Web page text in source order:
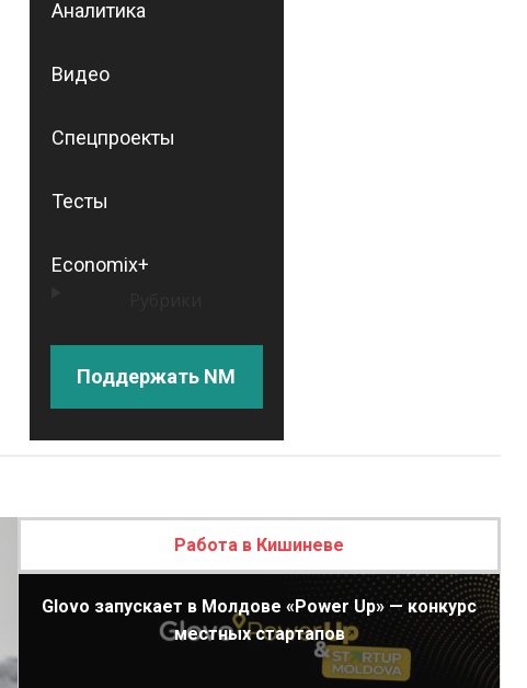
Аналитика
Видео
Спецпроекты
Тесты
Economix+
Поддержать NM
Работа в Кишиневе
Glovo запускает в Молдове «Power Up» — конкурс
местных стартапов